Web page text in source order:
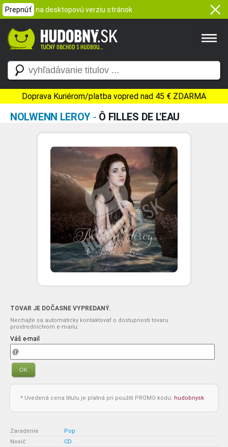
Prepnúť na desktopovú verziu stránok
Doprava Kuriérom/platba vopred nad 45 € ZDARMA
NOLWENN LEROY - Ô FILLES DE L'EAU
TOVAR JE DOČASNE VYPREDANÝ.
Nechajte sa automaticky kontaktovať o dostupnosti tovaru
prostredníctvom e-mailu:
Váš e-mail
OK
* Uvedená cena titulu je platná pri použití PROMO kódu: hudobnysk
Zaradenie : Pop
Nosič
: CD